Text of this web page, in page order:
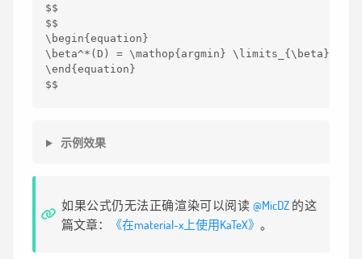
$$
$$
\begin{equation}
\beta^*(D) = \mathop{argmin} \limits_{\beta}
\end{equation}
$$
示例效果
如果公式仍无法正确渲染可以阅读 @MicDZ的这
篇文章：
《在material-x上使用KaTeX》 。